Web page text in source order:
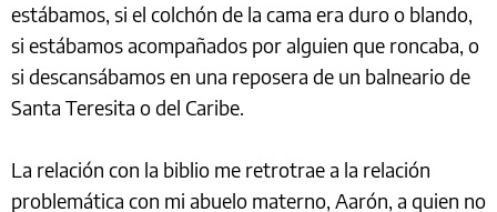
estábamos, si el colchón de la cama era duro o blando,
si estábamos acompañados por alguien que roncaba, o
si descansábamos en una reposera de un balneario de
Santa Teresita o del Caribe.
La relación con la biblio me retrotrae a la relación
problemática con mi abuelo materno, Aarón, a quien no